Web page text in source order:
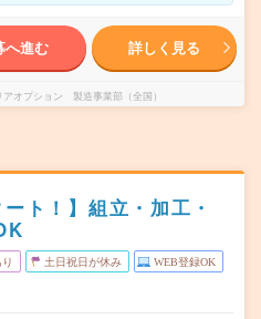
へ進む 詳しく見る
オプション 製造事業部（全国）
ト！】組立・加工・
土日祝日が休み WEB登録OK